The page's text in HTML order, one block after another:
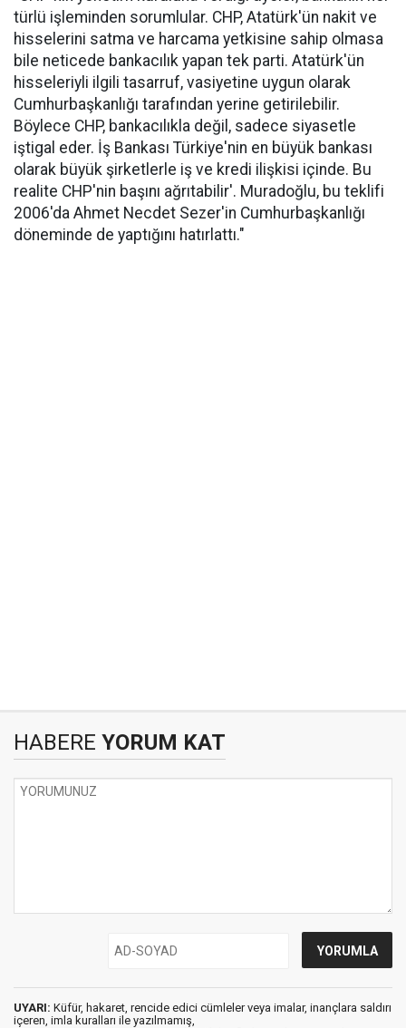
türlü işleminden sorumlular. CHP, Atatürk'ün nakit ve
hisselerini satma ve harcama yetkisine sahip olmasa
bile neticede bankacılık yapan tek parti. Atatürk'ün
hisseleriyli ilgili tasarruf, vasiyetine uygun olarak
Cumhurbaşkanlığı tarafından yerine getirilebilir.
Böylece CHP, bankacılıkla değil, sadece siyasetle
iştigal eder. İş Bankası Türkiye'nin en büyük bankası
olarak büyük şirketlerle iş ve kredi ilişkisi içinde. Bu
realite CHP'nin başını ağrıtabilir'. Muradoğlu, bu teklifi
2006'da Ahmet Necdet Sezer'in Cumhurbaşkanlığı
döneminde de yaptığını hatırlattı."
HABERE YORUM KAT
UYARI: Küfür, hakaret, rencide edici cümleler veya imalar, inançlara saldırı
içeren, imla kuralları ile yazılmamış,